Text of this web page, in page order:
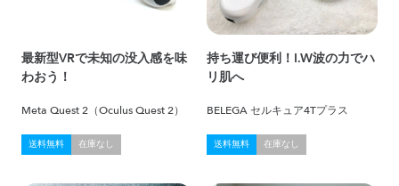
最新型VRで未知の没入感を味
わおう！
Meta Quest 2（Oculus Quest 2）
送料無料 在庫なし
持ち運び便利！I.W波の力でハ
リ肌へ
BELEGA セルキュア4Tプラス
送料無料 在庫なし